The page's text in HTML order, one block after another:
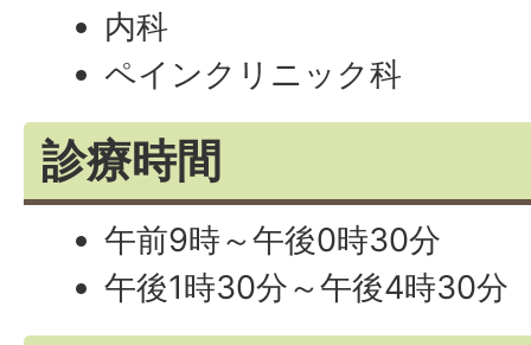
内科
ペインクリニック科
診療時間
午前9時～午後0時30分
午後1時30分～午後4時30分